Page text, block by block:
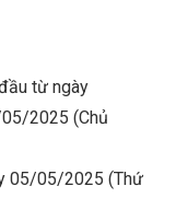
từ ngày
2025 (Chủ
05/05/2025 (Thứ